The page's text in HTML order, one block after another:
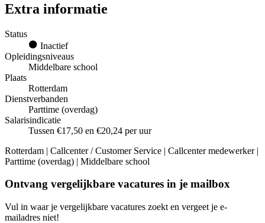
Extra informatie
Status
Inactief
Opleidingsniveaus
Middelbare school
Plaats
Rotterdam
Dienstverbanden
Parttime (overdag)
Salarisindicatie
Tussen €17,50 en €20,24 per uur
Rotterdam | Callcenter / Customer Service | Callcenter medewerker |
Parttime (overdag) | Middelbare school
Ontvang vergelijkbare vacatures in je mailbox
Vul in waar je vergelijkbare vacatures zoekt en vergeet je e-
mailadres niet!